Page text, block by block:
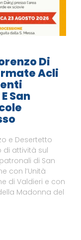
Di
Acli
San
e Desertetto
di attività sul
di San
con l’Unità
di Valdieri e con
Madonna del